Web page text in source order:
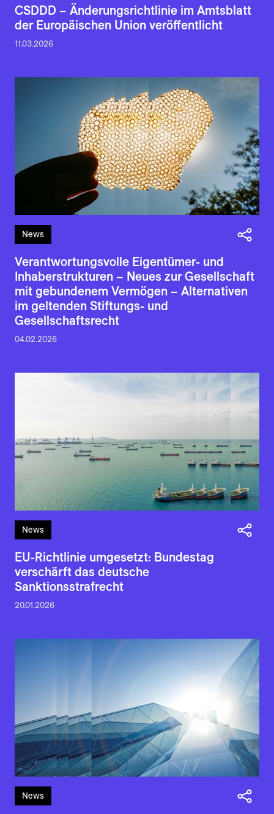
CSDDD – Änderungsrichtlinie im Amtsblatt
der Europäischen Union veröffentlicht
11.03.2026
News
Verantwortungsvolle Eigentümer- und
Inhaberstrukturen – Neues zur Gesellschaft
mit gebundenem Vermögen – Alternativen
im geltenden Stiftungs- und
Gesellschaftsrecht
04.02.2026
News
EU-Richtlinie umgesetzt: Bundestag
verschärft das deutsche
Sanktionsstrafrecht
20.01.2026
News